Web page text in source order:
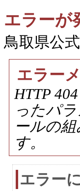
エラーが
鳥取県公
エラー
HTTP
ったパ
ールの
す。
エラー